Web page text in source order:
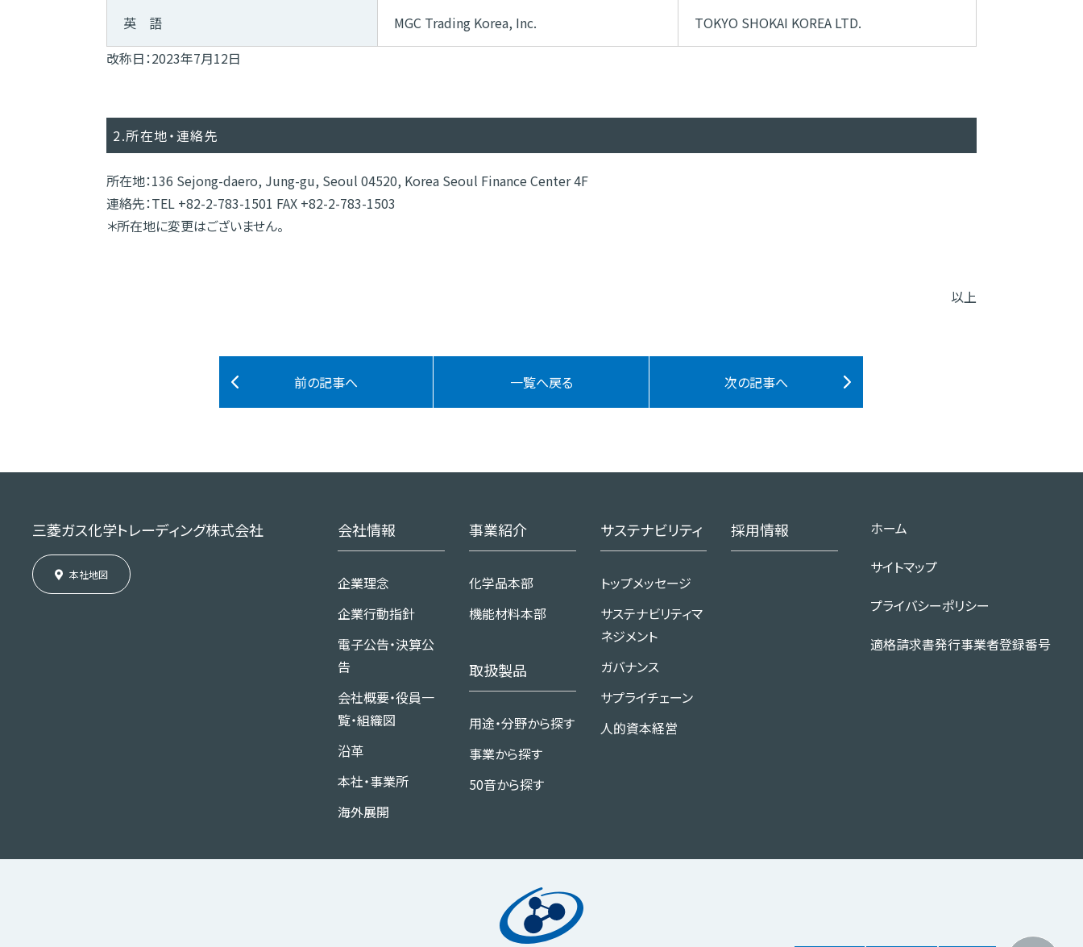
英 語 MGC Trading Korea, Inc.
TOKYO SHOKAI KOREA LTD.
改称日：2023年7月12日
2.所在地・連絡先
所在地：136 Sejong-daero, Jung-gu, Seoul 04520, Korea Seoul Finance Center 4F
連絡先：TEL +82-2-783-1501 FAX +82-2-783-1503
＊所在地に変更はございません。
以上
前の記事へ 一覧へ戻る 次の記事へ
三菱ガス化学トレーディング株式会社
本社地図
会社情報
企業理念
企業行動指針
電子公告・決算公
告
会社概要・役員一
覧・組織図
沿革
本社・事業所
海外展開
事業紹介
化学品本部
機能材料本部
取扱製品
用途・分野から探す
事業から探す
50音から探す
サステナビリティ
トップメッセージ
サステナビリティマ
ネジメント
ガバナンス
サプライチェーン
人的資本経営
採用情報
ホーム
サイトマップ
プライバシーポリシー
適格請求書発行事業者登録番号